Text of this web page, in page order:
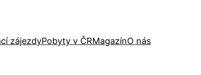
zájezdyPobyty v ČRMagazínO nás